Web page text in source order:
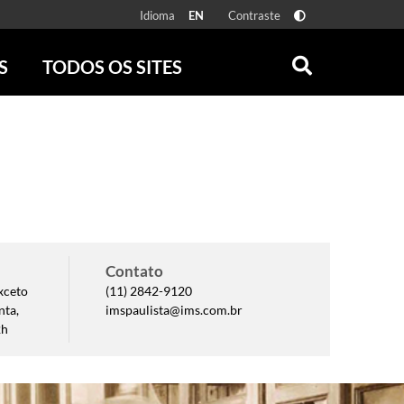
Idioma EN Contraste
TODOS OS SITES
VER TODOS
Contato
(11) 2842-9120
imspaulista@ims.com.br